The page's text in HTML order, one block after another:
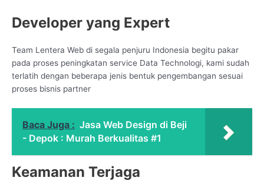
Developer yang Expert
Team Lentera Web di segala penjuru Indonesia begitu pakar
pada proses peningkatan service Data Technologi, kami sudah
terlatih dengan beberapa jenis bentuk pengembangan sesuai
proses bisnis partner
Baca Juga : Jasa Web Design di Beji
- Depok : Murah Berkualitas #1
Keamanan Terjaga